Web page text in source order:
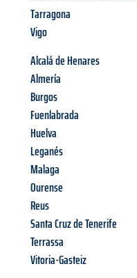
Tarragona
Vigo
Alcalá de Henares
Almería
Burgos
Fuenlabrada
Huelva
Leganés
Malaga
Ourense
Reus
Santa Cruz de Tenerife
Terrassa
Vitoria-Gasteiz